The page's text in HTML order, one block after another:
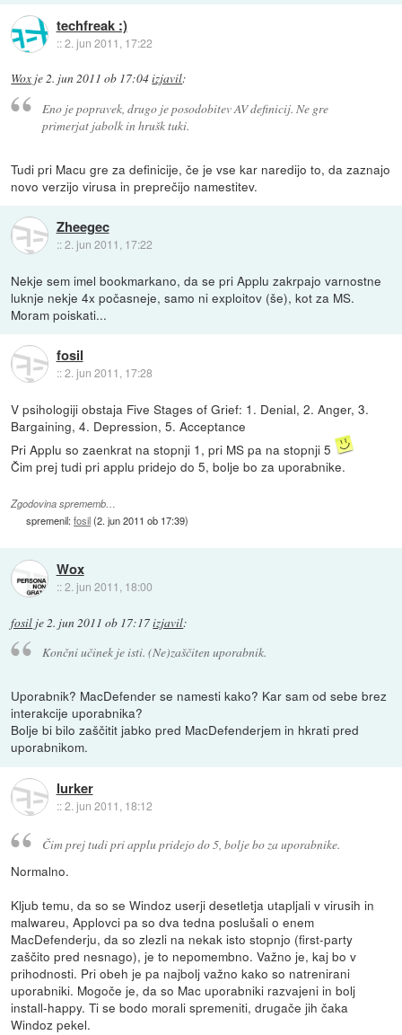
techfreak :)
::2. jun 2011, 17:22
Wox je2. jun 2011 ob 17:04izjavil:
Eno je popravek, drugo je posodobitev AV definicij. Ne gre
primerjat jabolk in hrušk tuki.
Tudi pri Macu gre za definicije, če je vse kar naredijo to, da zaznajo
novo verzijo virusa in preprečijo namestitev.
Zheegec
::2. jun 2011, 17:22
Nekje sem imel bookmarkano, da se pri Applu zakrpajo varnostne
luknje nekje 4x počasneje, samo ni exploitov (še), kot za MS.
Moram poiskati...
fosil
::2. jun 2011, 17:28
V psihologiji obstaja Five Stages of Grief: 1. Denial, 2. Anger, 3.
Bargaining, 4. Depression, 5. Acceptance
Pri Applu so zaenkrat na stopnji 1, pri MS pa na stopnji 5
Čim prej tudi pri applu pridejo do 5, bolje bo za uporabnike.
Zgodovina sprememb…
spremenil:fosil(2. jun 2011 ob 17:39)
Wox
::2. jun 2011, 18:00
fosil je2. jun 2011 ob 17:17izjavil:
Končni učinek je isti. (Ne)zaščiten uporabnik.
Uporabnik? MacDefender se namesti kako? Kar sam od sebe brez
interakcije uporabnika?
Bolje bi bilo zaščitit jabko pred MacDefenderjem in hkrati pred
uporabnikom.
lurker
::2. jun 2011, 18:12
Čim prej tudi pri applu pridejo do 5, bolje bo za uporabnike.
Normalno.
Kljub temu, da so se Windoz userji desetletja utapljali v virusih in
malwareu, Applovci pa so dva tedna poslušali o enem
MacDefenderju, da so zlezli na nekak isto stopnjo (first-party
zaščito pred nesnago), je to nepomembno. Važno je, kaj bo v
prihodnosti. Pri obeh je pa najbolj važno kako so natrenirani
uporabniki. Mogoče je, da so Mac uporabniki razvajeni in bolj
install-happy. Ti se bodo morali spremeniti, drugače jih čaka
Windoz pekel.